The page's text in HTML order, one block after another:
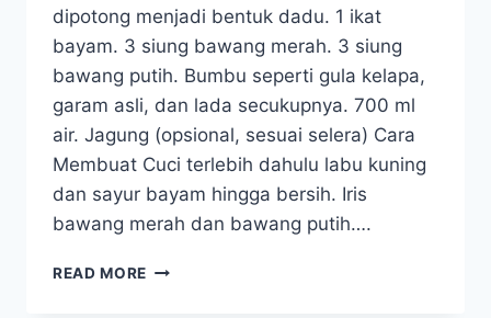
dipotong menjadi bentuk dadu. 1 ikat
bayam. 3 siung bawang merah. 3 siung
bawang putih. Bumbu seperti gula kelapa,
garam asli, dan lada secukupnya. 700 ml
air. Jagung (opsional, sesuai selera) Cara
Membuat Cuci terlebih dahulu labu kuning
dan sayur bayam hingga bersih. Iris
bawang merah dan bawang putih….
READ MORE SAYUR